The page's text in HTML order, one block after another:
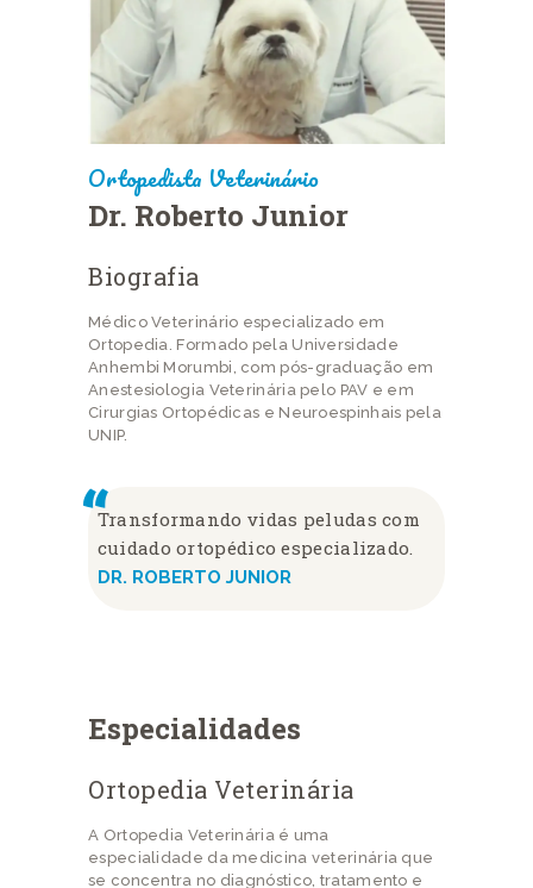
Ortopedista Veterinário
Dr. Roberto Junior
Biografia
Médico Veterinário especializado em
Ortopedia. Formado pela Universidade
Anhembi Morumbi, com pós-graduação em
Anestesiologia Veterinária pelo PAV e em
Cirurgias Ortopédicas e Neuroespinhais pela
UNIP.
Transformando vidas peludas com
cuidado ortopédico especializado.
DR. ROBERTO JUNIOR
Especialidades
Ortopedia Veterinária
A Ortopedia Veterinária é uma
especialidade da medicina veterinária que
se concentra no diagnóstico, tratamento e